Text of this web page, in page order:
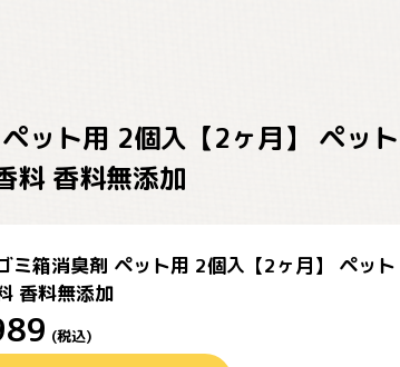
ット用 2個入【2ヶ月】 ペッ
料 香料無添加
ミ箱消臭剤 ペット用 2個入【2ヶ月】 ペッ
香料無添加
(税込)